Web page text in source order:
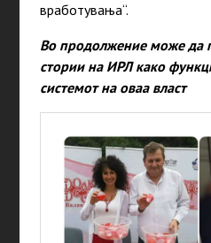
вработувања“.
Во продолжение може да
стории на ИРЛ како
системот на оваа власт